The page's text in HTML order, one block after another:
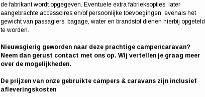
de fabrikant wordt opgegeven. Eventuele extra fabrieksopties, later
aangebrachte accessoires en/of persoonlijke toevoegingen, evenals het
gewicht van passagiers, bagage, water en brandstof dienen hierbij opgeteld
te worden.
Nieuwsgierig geworden naar deze prachtige camper/caravan?
Neem dan gerust contact met ons op. Wij vertellen je graag meer
over de mogelijkheden.
De prijzen van onze gebruikte campers & caravans zijn inclusief
afleveringskosten